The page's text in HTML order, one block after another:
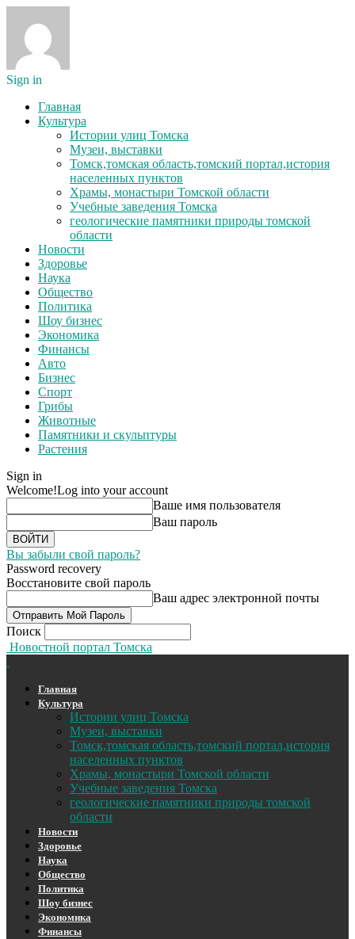
Sign in
Главная
Культура
Истории улиц Томска
Музеи, выставки
Томск,томская область,томский портал,история
населенных пунктов
Храмы, монастыри Томской области
Учебные заведения Томска
геологические памятники природы томской
области
Новости
Здоровье
Наука
Общество
Политика
Шоу бизнес
Экономика
Финансы
Авто
Бизнес
Спорт
Грибы
Животные
Памятники и скульптуры
Растения
Sign in
Welcome!Log into your account
Ваше имя пользователя
Ваш пароль
Вы забыли свой пароль?
Password recovery
Восстановите свой пароль
Ваш адрес электронной почты
Поиск
Новостной портал Томска
Главная
Культура
Истории улиц Томска
Музеи, выставки
Томск,томская область,томский портал,история
населенных пунктов
Храмы, монастыри Томской области
Учебные заведения Томска
геологические памятники природы томской
области
Новости
Здоровье
Наука
Общество
Политика
Шоу бизнес
Экономика
Финансы